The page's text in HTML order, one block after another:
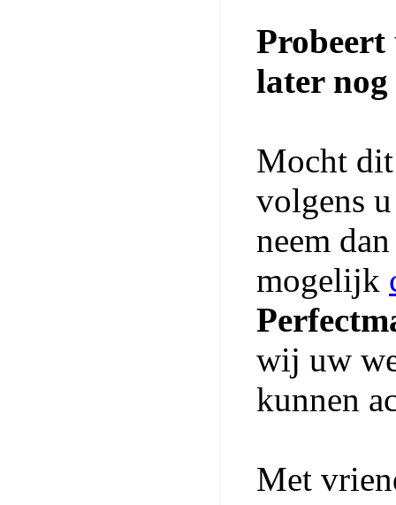
Probeert
later nog
Mocht
volgens
neem
mogelijk
wij uw
kunnen
Met